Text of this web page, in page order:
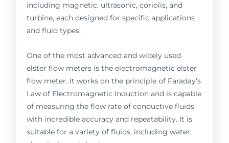
including magnetic, ultrasonic, coriolis, and
turbine, each designed for specific applications
and fluid types.
One of the most advanced and widely used
elster flow meters is the electromagnetic elster
flow meter. It works on the principle of Faraday’s
Law of Electromagnetic Induction and is capable
of measuring the flow rate of conductive fluids
with incredible accuracy and repeatability. It is
suitable for a variety of fluids, including water,